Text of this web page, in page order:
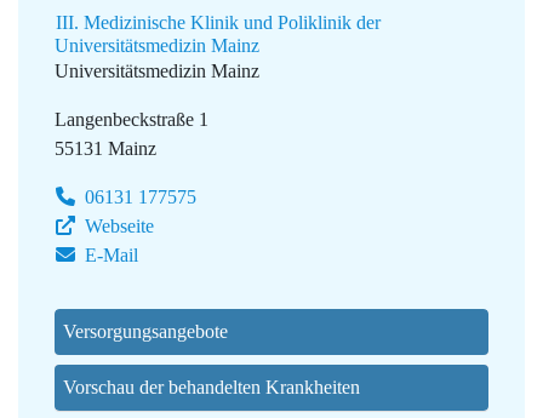
III. Medizinische Klinik und Poliklinik der
Universitätsmedizin Mainz
Universitätsmedizin Mainz
Langenbeckstraße 1
55131 Mainz
06131 177575
Webseite
E-Mail
Versorgungsangebote
Vorschau der behandelten Krankheiten